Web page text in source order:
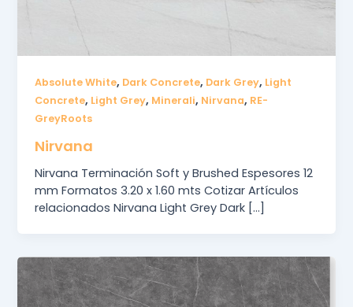
Absolute White, Dark Concrete, Dark Grey, Light
Concrete, Light Grey, Minerali, Nirvana, RE-
GreyRoots
Nirvana
Nirvana Terminación Soft y Brushed Espesores 12
mm Formatos 3.20 x 1.60 mts Cotizar Artículos
relacionados Nirvana Light Grey Dark […]